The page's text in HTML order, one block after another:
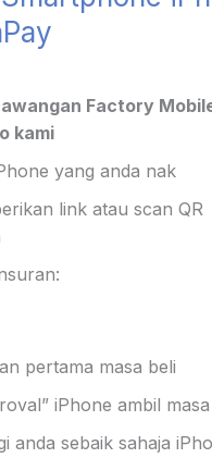
Factory
kami
yang anda nak
link atau scan QR
pertama masa beli
iPhone ambil
anda sebaik sahaja